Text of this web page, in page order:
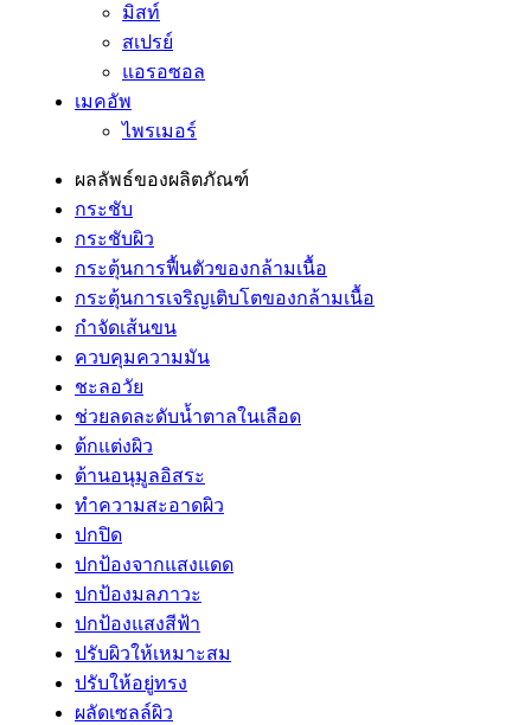
มิสท์
สเปรย์
แอรอซอล
เมคอัพ
ไพรเมอร์
ผลลัพธ์ของผลิตภัณฑ์
กระชับ
กระชับผิว
กระตุ้นการฟื้นตัวของกล้ามเนื้อ
กระตุ้นการเจริญเติบโตของกล้ามเนื้อ
กำจัดเส้นขน
ควบคุมความมัน
ชะลอวัย
ช่วยลดละดับน้ำตาลในเลือด
ต้กแต่งผิว
ต้านอนุมูลอิสระ
ทำความสะอาดผิว
ปกปิด
ปกป้องจากแสงแดด
ปกป้องมลภาวะ
ปกป้องแสงสีฟ้า
ปรับผิวให้เหมาะสม
ปรับให้อยู่ทรง
ผลัดเซลล์ผิว